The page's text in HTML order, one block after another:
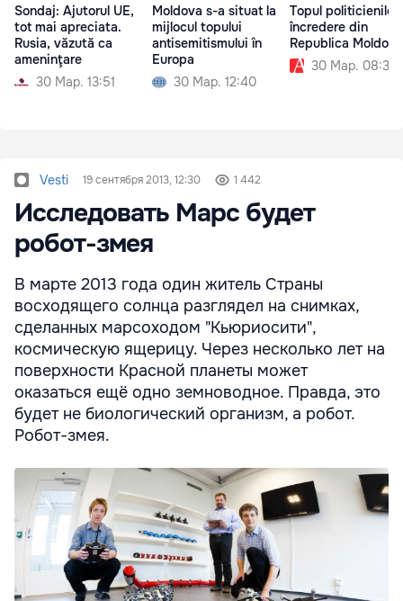
Sondaj: Ajutorul UE,
tot mai apreciata.
Rusia, văzută ca
ameninţare
30 Мар. 13:51
Moldova s-a situat la
mijlocul topului
antisemitismului în
Europa
30 Мар. 12:40
Topul politicienilor
încredere din
Republica Moldova
30 Мар. 08:30
Vesti 19 сентября 2013, 12:30 1 442
Исследовать Марс будет
робот-змея
В марте 2013 года один житель Страны
восходящего солнца разглядел на снимках,
сделанных марсоходом "Кьюриосити",
космическую ящерицу. Через несколько лет на
поверхности Красной планеты может
оказаться ещё одно земноводное. Правда, это
будет не биологический организм, а робот.
Робот-змея.